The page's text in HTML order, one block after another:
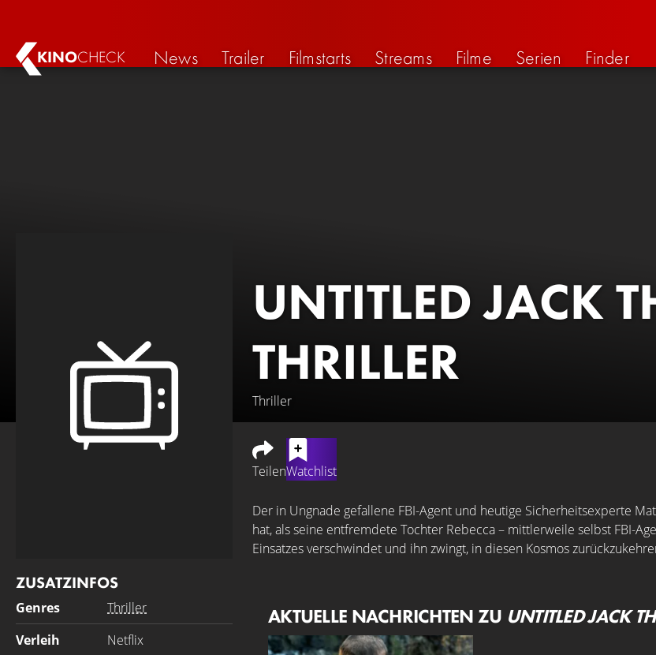
KINOCHECK News Trailer Filmstarts Streams Filme Serien Finder
UNTITLED JACK
THRILLER
Thriller
ZUSATZINFOS
Genres
Thriller
Verleih
Netflix
TeilenWatchlist
Der in Ungnade gefallene FBI-Agent und heutige Sicherheitsexperte
hat, als seine entfremdete Tochter Rebecca – mittlerweile selbst FBI-
Einsatzes verschwindet und ihn zwingt, in diesen Kosmos
AKTUELLE NACHRICHTEN ZU UNTITLED JACK